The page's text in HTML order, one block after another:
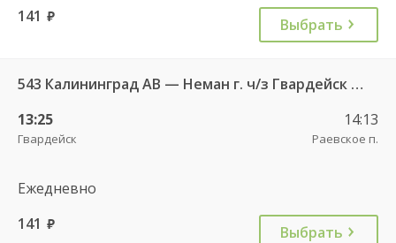
141 руб. Выбрать
543 Калининград АВ — Неман г. ч/з Гвардейск КДП, Большаково п.
13:25
Гвардейск
14:13
Раевское п.
Ежедневно
141 руб. Выбрать